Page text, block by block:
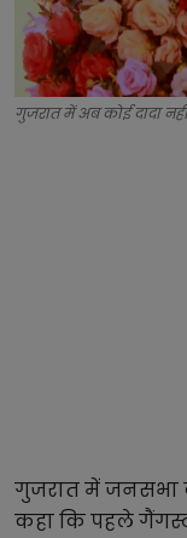
गुजरात में अब कोई दादा
गुजरात में जनसभा
कहा कि पहले